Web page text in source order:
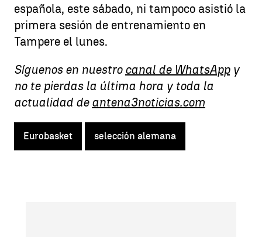
española, este sábado, ni tampoco asistió la
primera sesión de entrenamiento en
Tampere el lunes.
Síguenos en nuestro canal de WhatsAppy
no te pierdas la última hora y toda la
actualidad de antena3noticias.com
Eurobasket selección alemana